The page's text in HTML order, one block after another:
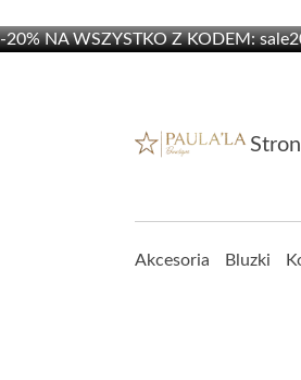
-20% NA WSZYSTKO Z KODEM:
Akcesoria Bluzki